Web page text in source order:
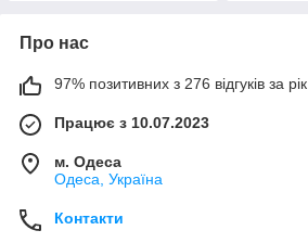
Про нас
97% позитивних з 276 відгуків за рік
Працює з 10.07.2023
м. Одеса
Одеса, Україна
Контакти